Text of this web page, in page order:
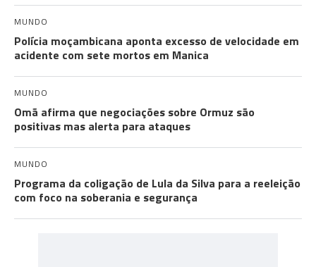
MUNDO
Polícia moçambicana aponta excesso de velocidade em
acidente com sete mortos em Manica
MUNDO
Omã afirma que negociações sobre Ormuz são
positivas mas alerta para ataques
MUNDO
Programa da coligação de Lula da Silva para a reeleição
com foco na soberania e segurança